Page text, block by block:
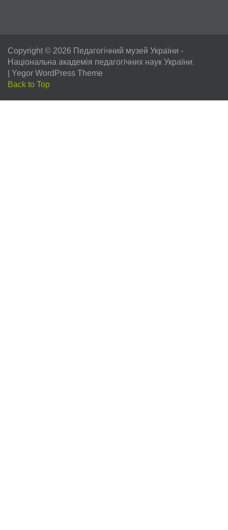
Copyright © 2026 Педагогічний музей України -
Національна академія педагогічних наук України.
Yegor WordPress Theme
Back to Top